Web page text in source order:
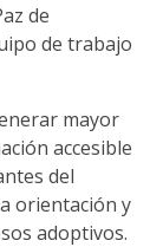
de
de trabajo
mayor
accesible
del
orientación y
adoptivos.